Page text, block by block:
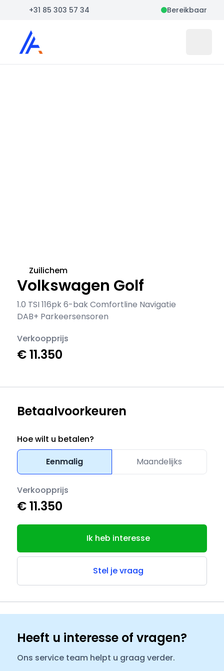
+31 85 303 57 34 Bereikbaar
Auto Atlas
Volkswagen Golf
1.0 TSI 116pk 6-bak Comfortline Navigatie
DAB+ Parkeersensoren
Zuilichem
Verkoopprijs
€ 11.350
Betaalvoorkeuren
Hoe wilt u betalen?
Eenmalig
Maandelijks
Verkoopprijs
€ 11.350
Ik heb interesse
Stel je vraag
Heeft u interesse of vragen?
Ons service team helpt u graag verder.